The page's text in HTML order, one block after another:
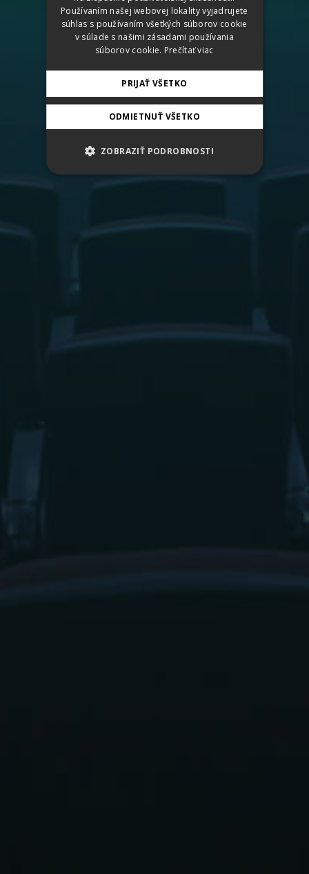
ENGLISH
Používaním našej webovej lokality vyjadrujete
súhlas s používaním všetkých súborov cookie
v súlade s našimi zásadami používania
súborov cookie. Prečítať viac
PRIJAŤ VŠETKO
ODMIETNUŤ VŠETKO
ZOBRAZIŤ PODROBNOSTI